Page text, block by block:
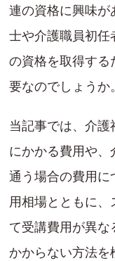
連の資格に興味が
士や介護職員初任
の資格を取得する
要なのでしょうか。
当記事では、介
にかかる費用や、
通う場合の費用に
用相場とともに、
て受講費用が異
かからない方法を